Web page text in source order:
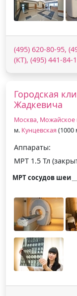
(495) 620-80-95,
(КТ), (495) 441-84-
Городская
Жадкевича
Москва, Можайское
м. Кунцевская (1000
Аппараты:
МРТ 1.5 Тл
МРТ сосудов шеи